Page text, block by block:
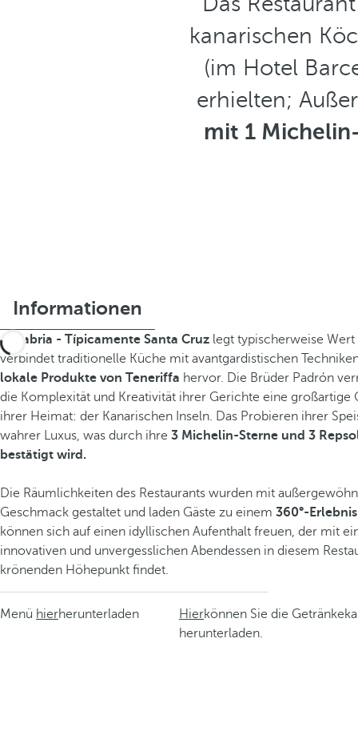
kanarischen
(im Hotel
erhielten;
mit 1
Informationen
Sanabria - Típicamente Santa Cruz legt typischerweise Wert
verbindet traditionelle Küche mit avantgardistischen
lokale Produkte von Teneriffa hervor. Die Brüder Padrón
die Komplexität und Kreativität ihrer Gerichte eine großartige
ihrer Heimat: der Kanarischen Inseln. Das Probieren ihrer
wahrer Luxus, was durch ihre 3 Michelin-Sterne und 3
bestätigt wird.
Die Räumlichkeiten des Restaurants wurden mit
Geschmack gestaltet und laden Gäste zu einem 360°-Erlebnis
können sich auf einen idyllischen Aufenthalt freuen, der mit
innovativen und unvergesslichen Abendessen in diesem
krönenden Höhepunkt findet.
Menü hierherunterladen Hierkönnen Sie die
herunterladen.